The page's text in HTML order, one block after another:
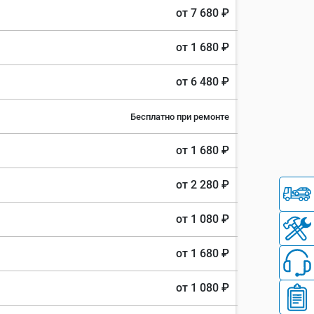
от 7 680 ₽
от 1 680 ₽
от 6 480 ₽
Бесплатно при ремонте
от 1 680 ₽
от 2 280 ₽
от 1 080 ₽
от 1 680 ₽
от 1 080 ₽